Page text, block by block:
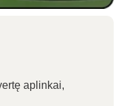
aplinkai,